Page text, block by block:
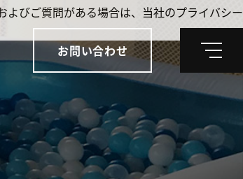
お問い合わせ
メ
ー
びご質問がある場合は、当社のプライバシー